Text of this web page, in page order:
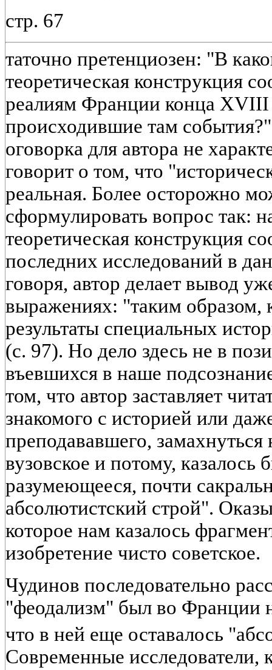
стр. 67
таточно претенциозен: "В
теоретическая конструкция
реалиям Франции конца XVIII
происходившие там
оговорка для автора не
говорит о том, что
реальная. Более осторожно
сформулировать вопрос так:
теоретическая конструкция
последних исследований в
говоря, автор делает вывод
выражениях: "таким образом,
результаты специальных
(с. 97). Но дело здесь не в
въевшихся в наше
том, что автор заставляет
знакомого с историей или
преподававшего,
вузовское и потому,
разумеющееся, почти
абсолютистский строй".
которое нам казалось
изобретение чисто советское.
Чудинов последовательно
"феодализм" был во Франции
что в ней еще оставалось
Современные исследователи,